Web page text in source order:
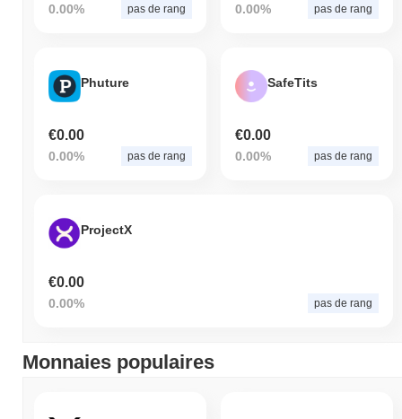
0.00% pas de rang 0.00% pas de rang
Phuture
€0.00
0.00% pas de rang
SafeTits
€0.00
0.00% pas de rang
ProjectX
€0.00
0.00% pas de rang
Monnaies populaires